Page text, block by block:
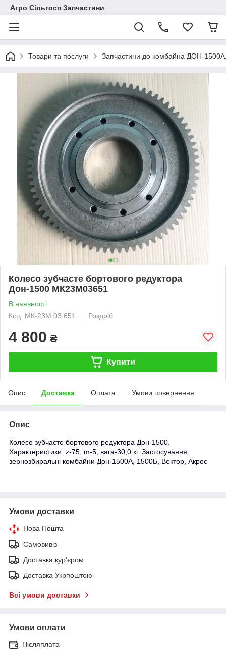
Агро Сільгосп Запчастини
Товари та послуги Запчастини до комбайна ДОН-
Колесо зубчасте бортового редуктора
Дон-1500 МК23М03651
В наявності
Код: МК-23М.03.651
Роздріб
4 800 ₴
Купити
Опис Доставка Оплата Умови повернення
Опис
Колесо зубчасте бортового редуктора Дон-1500.
Характеристики: z-75, m-5, вага-30,0 кг. Застосування:
зернозбиральні комбайни Дон-1500А, 1500Б, Вектор, Акрос
Умови доставки
Нова Пошта
Самовивіз
Доставка кур'єром
Доставка Укрпоштою
Всі умови доставки
Умови оплати
Післяплата